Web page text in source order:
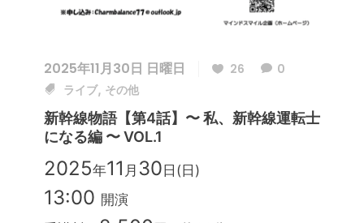
2025年11月30日 日曜日 26
0
ライブ, その他
新幹線物語【第4話】〜 私、新幹線運転士
になる編 〜 VOL.1
2025年11 月 30 日(日)
13:00 開演